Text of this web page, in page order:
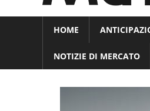
Novità
dal
HOME
NOTIZIE DI MERCATO